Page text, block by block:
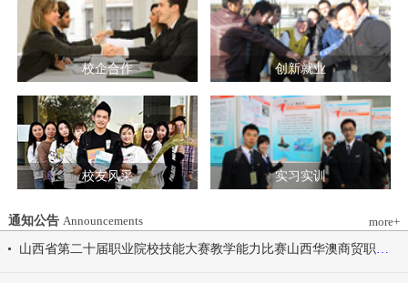
舞步轻盈、配合默契，在旋转与迈步间绽
放自信从容的青春风采。 感恩于心，团
结奋进 歌舞表演温暖有力，音符与舞步
传递同心同行的信念，凝聚团结力量，共
赴赛场追梦之旅。 学院党委书记刘国垠
宣布山西华澳商贸职业学院2026年春季田
径运动会正式开始！
助力公办高校拓展育人维度。 在共同见
证下，三方校领导签署了《党建和思想政
治工作结对共建协议书》。 此次签约不
仅为党建和思想政治工作搭建起常态化、
制度化的交流平台，更为三方在更广领
域、更深层次的合作奠定了坚实基础。相
关责任部门将主动对接、深化交流，推动
共建内容落地见效，共同谱写公办民办高
校协同发展的新篇章。
校企合作 创新就业
校友风采 实习实训
通知公告 Announcements
more+
山西省第二十届职业院校技能大赛教学能力比赛山西华澳商贸职业学院参赛团队信息公示